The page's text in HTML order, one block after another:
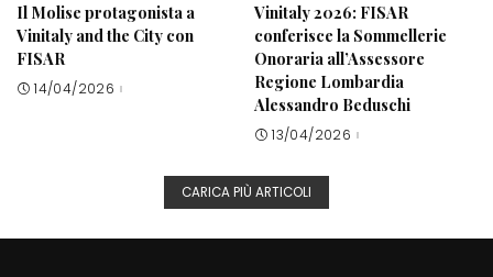
Il Molise protagonista a
Vinitaly and the City con
FISAR
14/04/2026
Vinitaly 2026: FISAR
conferisce la Sommellerie
Onoraria all’Assessore
Regione Lombardia
Alessandro Beduschi
13/04/2026
CARICA PIÙ ARTICOLI